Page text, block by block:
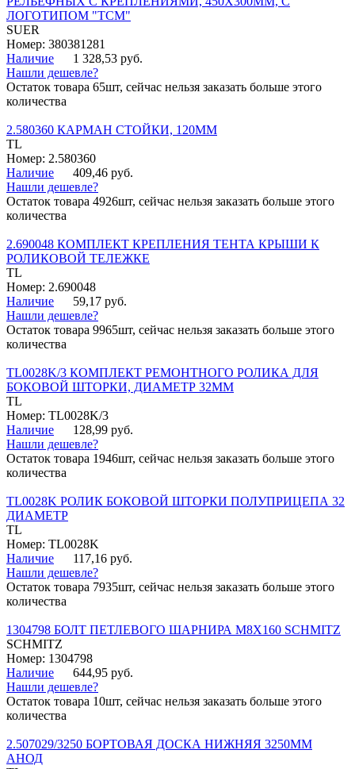
ЛОГОТИПОМ "ТСМ"
SUER
Номер: 380381281
Наличие
1 328,53 руб.
Нашли дешевле?
Остаток товара 65шт, сейчас нельзя заказать больше этого
количества
2.580360 КАРМАН СТОЙКИ, 120ММ
TL
Номер: 2.580360
Наличие
409,46 руб.
Нашли дешевле?
Остаток товара 4926шт, сейчас нельзя заказать больше этого
количества
2.690048 КОМПЛЕКТ КРЕПЛЕНИЯ ТЕНТА КРЫШИ К
РОЛИКОВОЙ ТЕЛЕЖКЕ
TL
Номер: 2.690048
Наличие
59,17 руб.
Нашли дешевле?
Остаток товара 9965шт, сейчас нельзя заказать больше этого
количества
TL0028K/3 КОМПЛЕКТ РЕМОНТНОГО РОЛИКА ДЛЯ
БОКОВОЙ ШТОРКИ, ДИАМЕТР 32ММ
TL
Номер: TL0028K/3
Наличие
128,99 руб.
Нашли дешевле?
Остаток товара 1946шт, сейчас нельзя заказать больше этого
количества
TL0028K РОЛИК БОКОВОЙ ШТОРКИ ПОЛУПРИЦЕПА 32
ДИАМЕТР
TL
Номер: TL0028K
Наличие
117,16 руб.
Нашли дешевле?
Остаток товара 7935шт, сейчас нельзя заказать больше этого
количества
1304798 БОЛТ ПЕТЛЕВОГО ШАРНИРА М8Х160 SCHMITZ
SCHMITZ
Номер: 1304798
Наличие
644,95 руб.
Нашли дешевле?
Остаток товара 10шт, сейчас нельзя заказать больше этого
количества
2.507029/3250 БОРТОВАЯ ДОСКА НИЖНЯЯ 3250ММ
АНОД